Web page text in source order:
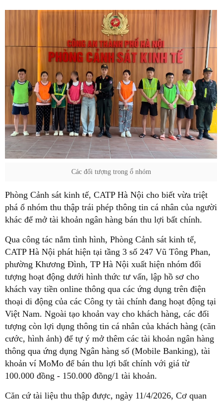
Các đối tượng trong ổ nhóm
Phòng Cảnh sát kinh tế, CATP Hà Nội cho biết vừa triệt
phá ổ nhóm thu thập trái phép thông tin cá nhân của người
khác để mở tài khoản ngân hàng bán thu lợi bất chính.
Qua công tác nắm tình hình, Phòng Cảnh sát kinh tế,
CATP Hà Nội phát hiện tại tầng 3 số 247 Vũ Tông Phan,
phường Khương Đình, TP Hà Nội xuất hiện nhóm đối
tượng hoạt động dưới hình thức tư vấn, lập hồ sơ cho
khách vay tiền online thông qua các ứng dụng trên điện
thoại di động của các Công ty tài chính đang hoạt động tại
Việt Nam. Ngoài tạo khoản vay cho khách hàng, các đối
tượng còn lợi dụng thông tin cá nhân của khách hàng (căn
cước, hình ảnh) để tự ý mở thêm các tài khoản ngân hàng
thông qua ứng dụng Ngân hàng số (Mobile Banking), tài
khoản ví MoMo để bán thu lợi bất chính với giá từ
100.000 đồng - 150.000 đồng/1 tài khoản.
Căn cứ tài liệu thu thập được, ngày 11/4/2026, Cơ quan